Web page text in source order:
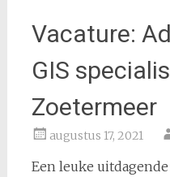
Vacature:
GIS
Zoetermeer
augustus 17, 2021
Een leuke